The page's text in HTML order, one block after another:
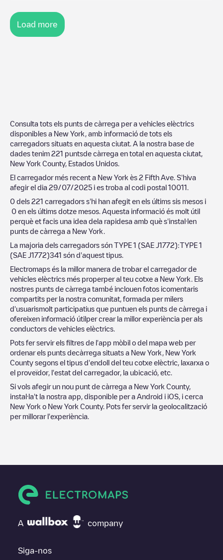
Load more
Consulta tots els punts de càrrega per a vehicles elèctrics
disponibles a New York , amb informació de tots els
carregadors situats en aquesta ciutat. A la nostra base de
dades tenim 221 puntsde càrrega en total en aquesta ciutat,
New York County, Estados Unidos
El carregador més recent a New York ès 2 Fifth Ave . S'hiva
afegir el dia 29/07/2025 i es troba al codi postal 10011
0 dels 221 carregadors s'hi han afegit en els últims sis mesos i
0 en els últims dotze mesos. Aquesta informació és molt útil
perquè et facis una idea dela rapidesa amb què s'instal·len
punts de càrrega a New York
La majoria dels carregadors són TYPE 1 (SAE J1772):TYPE 1
(SAE J1772)341 són d'aquest tipus.
Electromaps és la millor manera de trobar el carregador de
vehicles elèctrics més properper al teu cotxe a New York
. Els
nostres punts de càrrega també inclouen fotos icomentaris
compartits per la nostra comunitat, formada per milers
d'usuarismolt participatius que puntuen els punts de càrrega i
ofereixen informació útilper crear la millor experiència per als
conductors de vehicles elèctrics.
Pots fer servir els filtres de l'app mòbil o del mapa web per
ordenar els punts decàrrega situats a New York
New York
County segons el tipus d'endoll del teu cotxe elèctric, laxarxa o
el proveïdor, l'estat del carregador, la ubicació, etc.
Si vols afegir un nou punt de càrrega a New York County,
instal·la't la nostra app, disponible per a Android i iOS, i cerca
New York o New York County. Pots fer servir la geolocalització
per millorar l'experiència.
A company
Siga-nos